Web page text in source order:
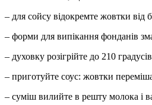
– для сойсу відокремте жовтки від
– форми для випікання фонданів
– духовку розігрійте до 210
– приготуйте соус: жовтки
– суміш вилийте в решту молока і